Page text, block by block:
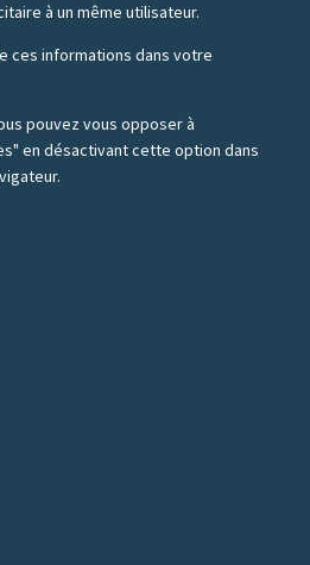
à un même utilisateur.
ces informations dans votre
pouvez vous opposer à
en désactivant cette option dans